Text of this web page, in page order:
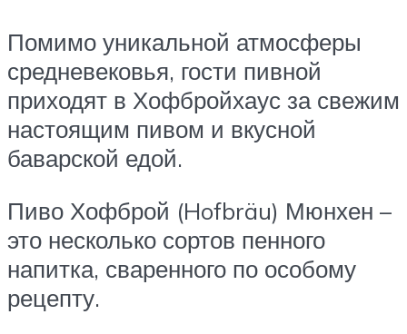
Помимо уникальной атмосферы
средневековья, гости пивной
приходят в Хофбройхаус за свежим
настоящим пивом и вкусной
баварской едой.
Пиво Хофброй (Hofbräu) Мюнхен –
это несколько сортов пенного
напитка, сваренного по особому
рецепту.